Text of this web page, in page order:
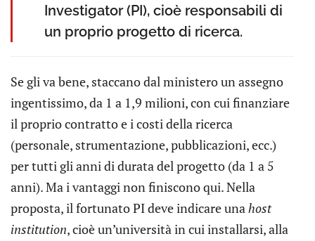
Investigator (PI), cioè responsabili di
un proprio progetto di ricerca.
Se gli va bene, staccano dal ministero un assegno
ingentissimo, da 1 a 1,9 milioni, con cui finanziare
il proprio contratto e i costi della ricerca
(personale, strumentazione, pubblicazioni, ecc.)
per tutti gli anni di durata del progetto (da 1 a 5
anni). Ma i vantaggi non finiscono qui. Nella
proposta, il fortunato PI deve indicare unahost
institution, cioè un’università in cui installarsi, alla